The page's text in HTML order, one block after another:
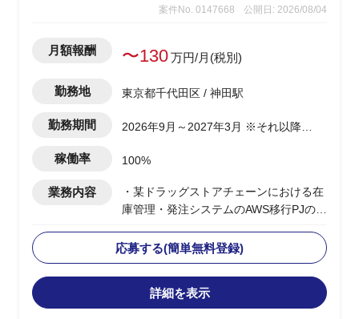
案件No. 0147668 公開日: 2026/08/04
月額報酬 〜130万円/月(税別)
勤務地 東京都千代田区 / 神田駅
勤務期間
2026年9月～2027年3月 ※それ以降も
稼働率 100%
業務内容
・某ドラッグストアチェーンにおける在
庫管理・発注システムのAWS移行PJのユ
・要件定義からサイジングまでの各関係
先調整、顧客合意形成をPMのもとでサ
ポート
・調剤事業会社(9社)の既存在庫・発注シ
応募する(簡単無料登録)
詳細を表示